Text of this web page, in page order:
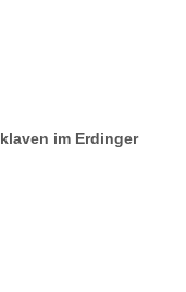
im Erdinger